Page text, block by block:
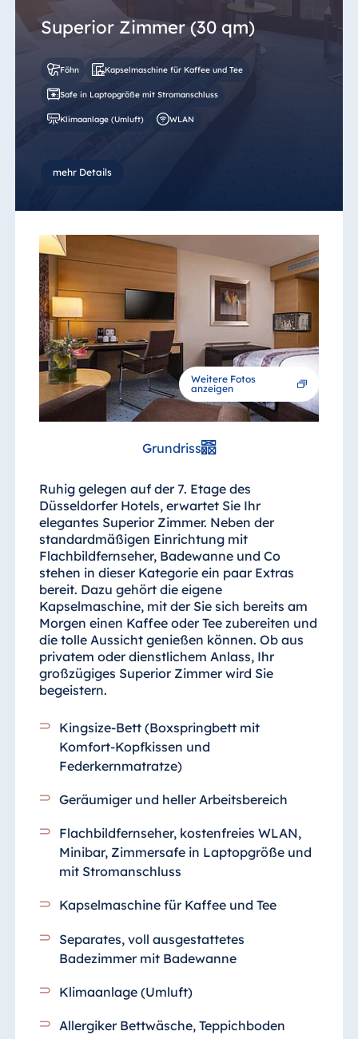
Superior Zimmer (30 qm)
Föhn Kapselmaschine für Kaffee und Tee
Safe in Laptopgröße mit Stromanschluss
Klimaanlage (Umluft) WLAN
mehr Details
Weitere Fotos
anzeigen
Grundriss
Ruhig gelegen auf der 7. Etage des
Düsseldorfer Hotels, erwartet Sie Ihr
elegantes Superior Zimmer. Neben der
standardmäßigen Einrichtung mit
Flachbildfernseher, Badewanne und Co
stehen in dieser Kategorie ein paar Extras
bereit. Dazu gehört die eigene
Kapselmaschine, mit der Sie sich bereits am
Morgen einen Kaffee oder Tee zubereiten und
die tolle Aussicht genießen können. Ob aus
privatem oder dienstlichem Anlass, Ihr
großzügiges Superior Zimmer wird Sie
begeistern.
Kingsize-Bett (Boxspringbett mit
Komfort-Kopfkissen und
Federkernmatratze)
Geräumiger und heller Arbeitsbereich
Flachbildfernseher, kostenfreies WLAN,
Minibar, Zimmersafe in Laptopgröße und
mit Stromanschluss
Kapselmaschine für Kaffee und Tee
Separates, voll ausgestattetes
Badezimmermit Badewanne
Klimaanlage (Umluft)
Allergiker Bettwäsche, Teppichboden